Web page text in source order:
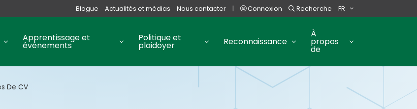
Blogue Actualités et médias Nous contacter | Connexion Recherche FR
Apprentissage et
événements
Politique et
plaidoyer Reconnaissance
À
propos
de
De CV